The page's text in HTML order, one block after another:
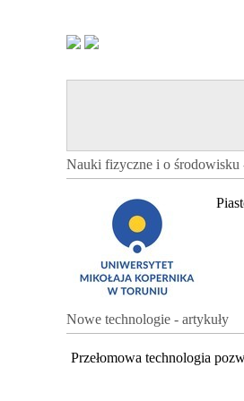
Nauki fizyczne i o środowisku
Nowe technologie - artykuły
Przełomowa technologia